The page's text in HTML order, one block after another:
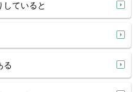
ていると
る